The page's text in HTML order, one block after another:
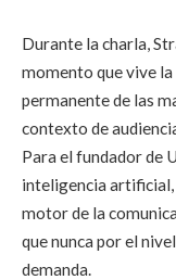
Durante la charla,
momento que vive
permanente de las
contexto de
Para el fundador de
inteligencia artificial,
motor de la
que nunca por el
demanda.